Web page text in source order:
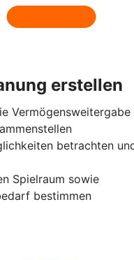
erstellen
betrachten
Spielraum sowie
bestimmen